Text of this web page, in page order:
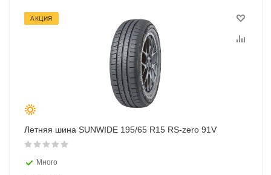
АКЦИЯ
Летняя шина SUNWIDE 195/65 R15 RS-zero 91V
Много